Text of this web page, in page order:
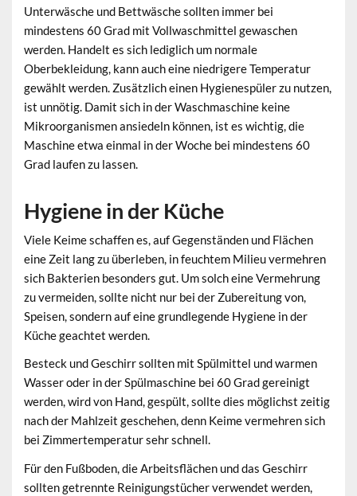
Unterwäsche und Bettwäsche sollten immer bei
mindestens 60 Grad mit Vollwaschmittel gewaschen
werden. Handelt es sich lediglich um normale
Oberbekleidung, kann auch eine niedrigere Temperatur
gewählt werden. Zusätzlich einen Hygienespüler zu nutzen,
ist unnötig. Damit sich in der Waschmaschine keine
Mikroorganismen ansiedeln können, ist es wichtig, die
Maschine etwa einmal in der Woche bei mindestens 60
Grad laufen zu lassen.
Hygiene in der Küche
Viele Keime schaffen es, auf Gegenständen und Flächen
eine Zeit lang zu überleben, in feuchtem Milieu vermehren
sich Bakterien besonders gut. Um solch eine Vermehrung
zu vermeiden, sollte nicht nur bei der Zubereitung von,
Speisen, sondern auf eine grundlegende Hygiene in der
Küche geachtet werden.
Besteck und Geschirr sollten mit Spülmittel und warmen
Wasser oder in der Spülmaschine bei 60 Grad gereinigt
werden, wird von Hand, gespült, sollte dies möglichst zeitig
nach der Mahlzeit geschehen, denn Keime vermehren sich
bei Zimmertemperatur sehr schnell.
Für den Fußboden, die Arbeitsflächen und das Geschirr
sollten getrennte Reinigungstücher verwendet werden,